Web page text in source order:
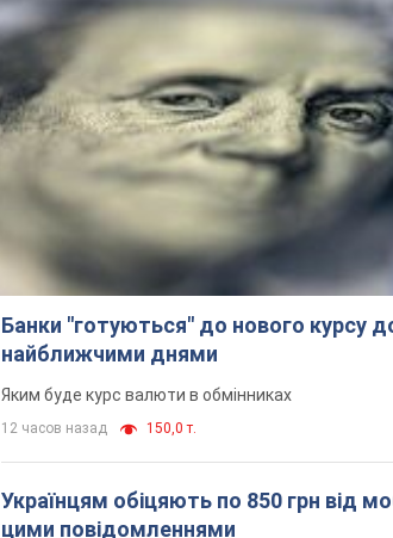
Банки "готуються" до нового курсу
найближчими днями
Яким буде курс валюти в обмінниках
12 часов назад 150,0 т.
Українцям обіцяють по 850 грн від
цими повідомленнями